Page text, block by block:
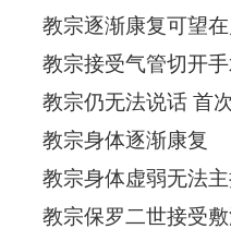
教宗逐渐康复可望
教宗接受气管切开
教宗仍无法说话 首
教宗身体逐渐康复
教宗身体虚弱无法
教宗保罗二世接受